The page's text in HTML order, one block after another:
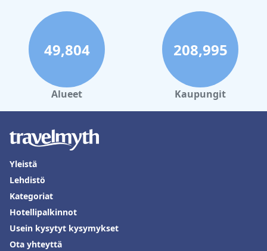
49,804
Alueet
208,995
Kaupungit
Yleistä
Lehdistö
Kategoriat
Hotellipalkinnot
Usein kysytyt kysymykset
Ota yhteyttä